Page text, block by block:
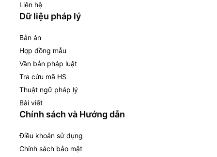
Liên hệ
Dữ liệu pháp lý
Bản án
Hợp đồng mẫu
Văn bản pháp luật
Tra cứu mã HS
Thuật ngữ pháp lý
Bài viết
Chính sách và Hướng dẫn
Điều khoản sử dụng
Chính sách bảo mật